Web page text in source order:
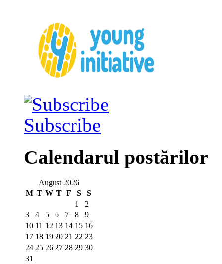
Subscribe
Calendarul postărilor
August 2026
M T W T F S
S
1
2
3
4 5 6 7 8
9
10 11 12 13 14 15 16
17 18 19 20 21 22 23
24 25 26 27 28 29 30
31